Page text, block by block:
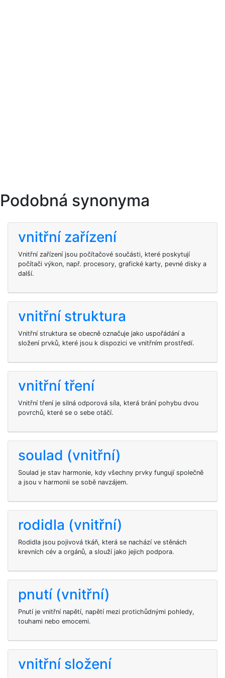
Podobná synonyma
vnitřní zařízení
Vnitřní zařízení jsou počítačové součásti, které poskytují
počítači výkon, např. procesory, grafické karty, pevné disky a
další.
vnitřní struktura
Vnitřní struktura se obecně označuje jako uspořádání a
složení prvků, které jsou k dispozici ve vnitřním prostředí.
vnitřní tření
Vnitřní tření je silná odporová síla, která brání pohybu dvou
povrchů, které se o sebe otáčí.
soulad (vnitřní)
Soulad je stav harmonie, kdy všechny prvky fungují společně
a jsou v harmonii se sobě navzájem.
rodidla (vnitřní)
Rodidla jsou pojivová tkáň, která se nachází ve stěnách
krevních cév a orgánů, a slouží jako jejich podpora.
pnutí (vnitřní)
Pnutí je vnitřní napětí, napětí mezi protichůdnými pohledy,
touhami nebo emocemi.
vnitřní složení